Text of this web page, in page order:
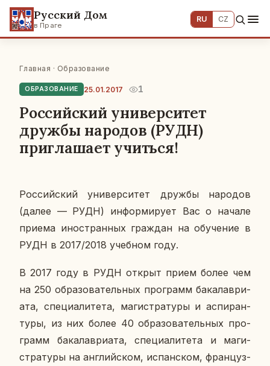
Русский Дом
в Праге
RU CZ
Главная · Образование
ОБРАЗОВАНИЕ 25.01.2017 1
Российский университет
дружбы народов (РУДН)
приглашает учиться!
Рос­сий­ский уни­вер­си­тет дружбы на­ро­дов
(далее — РУДН) ин­фор­ми­ру­ет Вас о начале
приема ино­стран­ных граж­дан на обу­че­ние в
РУДН в 2017/2018 учеб­ном году.
В 2017 году в РУДН открыт прием более чем
на 250 об­ра­зо­ва­тель­ных про­грамм ба­ка­лаври­
а­та, спе­ци­а­ли­те­та, ма­ги­стра­ту­ры и ас­пи­ран­
ту­ры, из них более 40 об­ра­зо­ва­тель­ных про­
грамм ба­ка­лаври­а­та, спе­ци­а­ли­те­та и ма­ги­
стра­ту­ры на ан­глий­ском, ис­пан­ском, фран­цуз­